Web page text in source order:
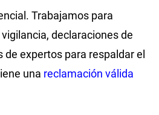
Trabajamos para
declaraciones de
expertos para respaldar el
una reclamación válida